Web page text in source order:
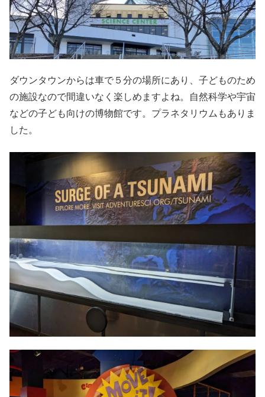
ダウンタウンからは車で５分の場所にあり、子どものため
の施設なので間違いなく楽しめますよね。自然科学や宇宙
などの子ども向けの博物館です。プラネタリウムもありま
した。